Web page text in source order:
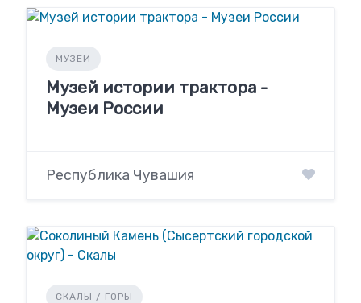
МУЗЕИ
Музей истории трактора -
Музеи России
Республика Чувашия
СКАЛЫ / ГОРЫ